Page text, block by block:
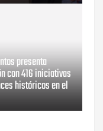
presenta
con 416 iniciativas
históricos en el